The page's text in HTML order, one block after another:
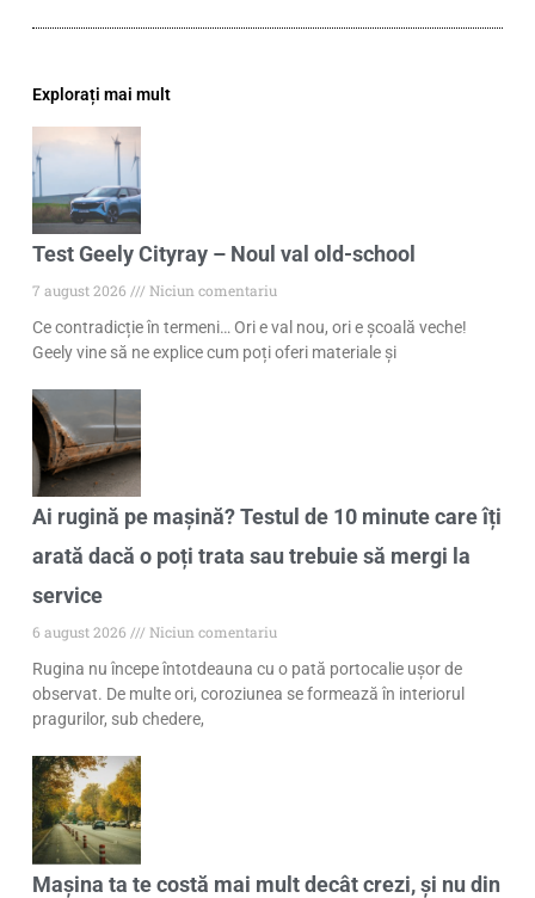
Explorați mai mult
Test Geely Cityray – Noul val old-school
7 august 2026
Niciun comentariu
Ce contradicție în termeni… Ori e val nou, ori e școală veche!
Geely vine să ne explice cum poți oferi materiale și
Ai rugină pe mașină? Testul de 10 minute care îți
arată dacă o poți trata sau trebuie să mergi la
service
6 august 2026
Niciun comentariu
Rugina nu începe întotdeauna cu o pată portocalie ușor de
observat. De multe ori, coroziunea se formează în interiorul
pragurilor, sub chedere,
Mașina ta te costă mai mult decât crezi, și nu din